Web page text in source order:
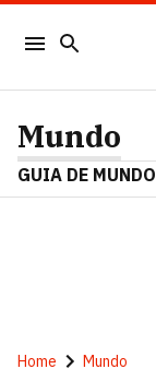
Mundo
GUIA DE MUNDO
Home Mundo